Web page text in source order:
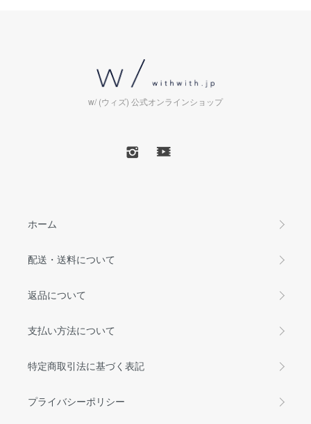
w/ (ウィズ) 公式オンラインショップ
ホーム
配送・送料について
返品について
支払い方法について
特定商取引法に基づく表記
プライバシーポリシー